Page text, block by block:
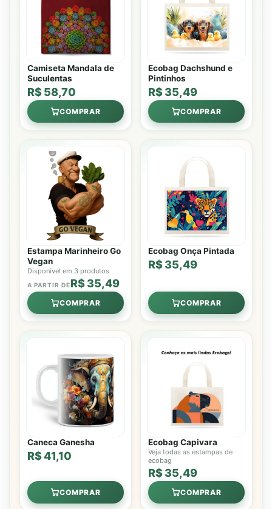
Camiseta Mandala de
Suculentas
R$ 58,70
COMPRAR
Ecobag Dachshund e
Pintinhos
R$ 35,49
COMPRAR
Estampa Marinheiro Go
Vegan
Disponível em 3 produtos
A PARTIR DER$ 35,49
COMPRAR
Ecobag Onça Pintada
R$ 35,49
COMPRAR
Caneca Ganesha
R$ 41,10
COMPRAR
Ecobag Capivara
Veja todas as estampas de
ecobag
R$ 35,49
COMPRAR